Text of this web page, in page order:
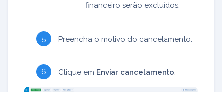
financeiro serão excluídos.
Preencha o motivo do cancelamento.
Clique em Enviar cancelamento